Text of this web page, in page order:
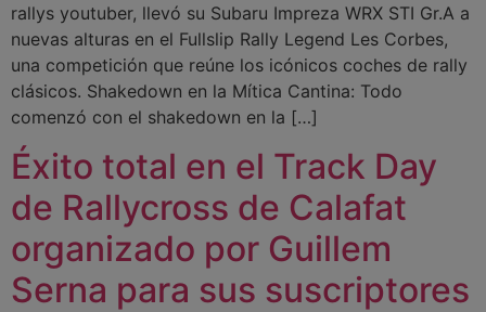
rallys youtuber, llevó su Subaru Impreza WRX STI Gr.A a
nuevas alturas en el Fullslip Rally Legend Les Corbes,
una competición que reúne los icónicos coches de rally
clásicos. Shakedown en la Mítica Cantina: Todo
comenzó con el shakedown en la […]
Éxito total en el Track Day
de Rallycross de Calafat
organizado por Guillem
Serna para sus suscriptores